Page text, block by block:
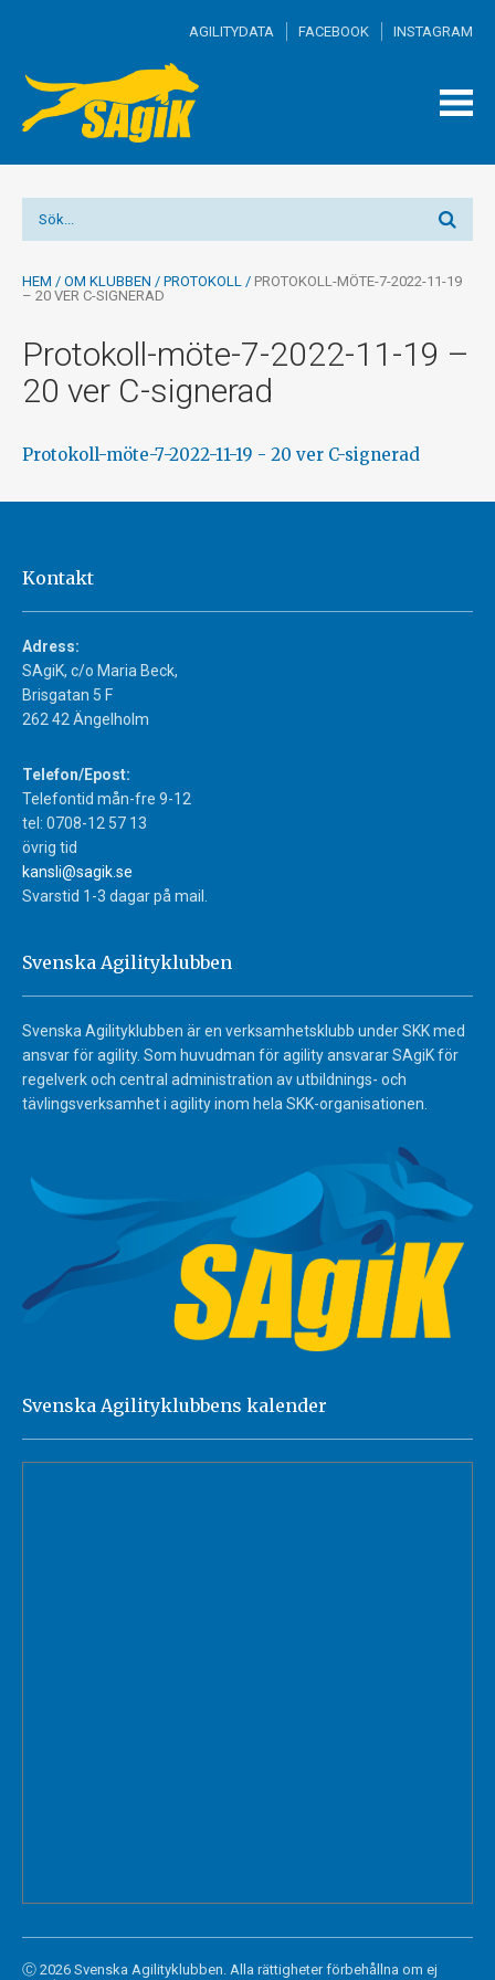
AGILITYDATA FACEBOOK INSTAGRAM
HEM / OM KLUBBEN / PROTOKOLL / PROTOKOLL-MÖTE-7-2022-11-19
– 20 VER C-SIGNERAD
Protokoll-möte-7-2022-11-19 –
20 ver C-signerad
Protokoll-möte-7-2022-11-19 - 20 ver C-signerad
Kontakt
Adress:
SAgiK, c/o Maria Beck,
Brisgatan 5 F
262 42 Ängelholm
Telefon/Epost:
Telefontid mån-fre 9-12
tel: 0708-12 57 13
övrig tid
kansli@sagik.se
Svarstid 1-3 dagar på mail.
Svenska Agilityklubben
Svenska Agilityklubben är en verksamhetsklubb under SKK med
ansvar för agility. Som huvudman för agility ansvarar SAgiK för
regelverk och central administration av utbildnings- och
tävlingsverksamhet i agility inom hela SKK-organisationen.
Svenska Agilityklubbens kalender
Ⓒ 2026 Svenska Agilityklubben. Alla rättigheter förbehållna om ej